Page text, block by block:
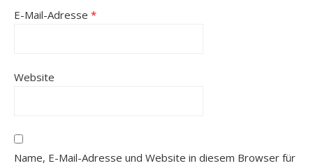
E-Mail-Adresse *
Website
Name, E-Mail-Adresse und Website in diesem Browser für